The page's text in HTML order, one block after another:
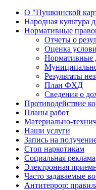
О "Пушкинской
Народная культура
Нормативные
Отчеты о
Оценка
Нормативные
Результаты
План ФХД
Сведения о
Противодействие
Планы работ
Материально-
Наши услуги
Запись на
Стоп наркотикам
Социальная реклама
Электронная
Часто задаваемые
Антитеррор: